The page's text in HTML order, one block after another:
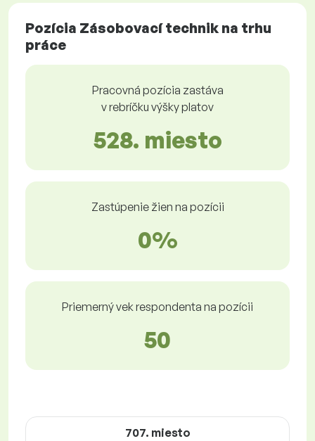
Pozícia Zásobovací technik na trhu
práce
Pracovná pozícia zastáva
v rebríčku výšky platov
528. miesto
Zastúpenie žien na pozícii
0%
Priemerný vek respondenta na pozícii
50
707. miesto